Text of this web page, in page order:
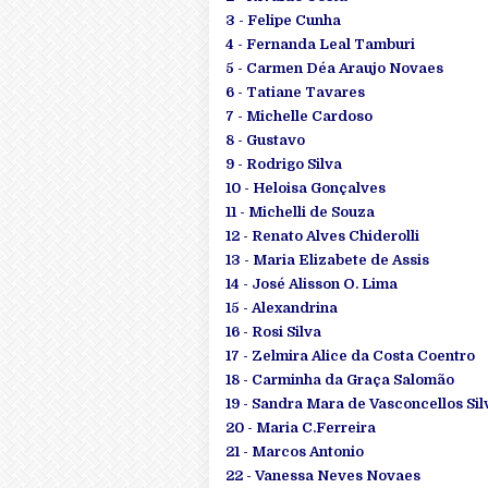
3 - Felipe Cunha
4 - Fernanda Leal Tamburi
5 - Carmen Déa Araujo Novaes
6 - Tatiane Tavares
7 - Michelle Cardoso
8 - Gustavo
9 - Rodrigo Silva
10 - Heloisa Gonçalves
11 - Michelli de Souza
12 - Renato Alves Chiderolli
13 - Maria Elizabete de Assis
14 - José Alisson O. Lima
15 - Alexandrina
16 - Rosi Silva
17 - Zelmira Alice da Costa Coentro
18 - Carminha da Graça Salomão
19 - Sandra Mara de Vasconcellos
20 - Maria C.Ferreira
21 - Marcos Antonio
22 - Vanessa Neves Novaes